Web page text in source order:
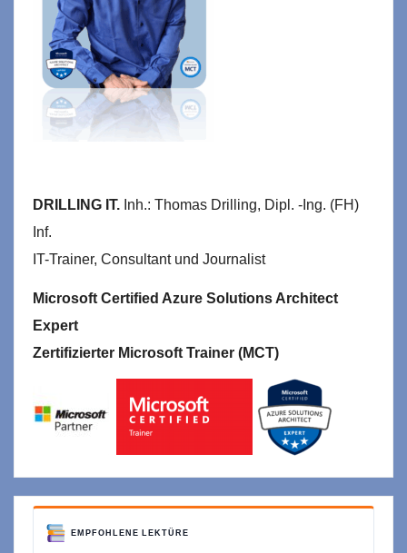
DRILLING IT. Inh.: Thomas Drilling, Dipl. -Ing. (FH)
Inf.
IT-Trainer, Consultant und Journalist
Microsoft Certified Azure Solutions Architect
Expert
Zertifizierter Microsoft Trainer (MCT)
EMPFOHLENE LEKTÜRE